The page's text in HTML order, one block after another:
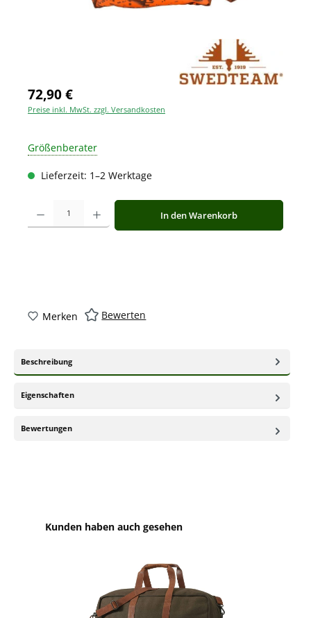
72,90 €
Preise inkl. MwSt. zzgl. Versandkosten
Größenberater
Lieferzeit: 1–2 Werktage
Produkt Anzahl: Gib den gewünschten Wert ein oder benutze die
In den Warenkorb
Merken Bewerten
Beschreibung
Eigenschaften
Bewertungen
Produktgalerie überspringen
Kunden haben auch gesehen